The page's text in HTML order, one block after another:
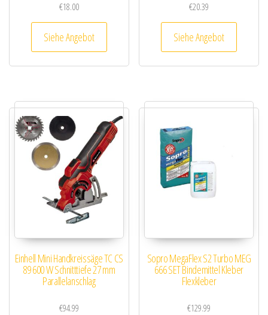
€18.00
Siehe Angebot
€20.39
Siehe Angebot
Einhell Mini Handkreissäge TC CS
89 600 W Schnitttiefe 27 mm
Parallelanschlag
€94.99
Sopro MegaFlex S2 Turbo MEG
666 SET Bindemittel Kleber
Flexkleber
€129.99